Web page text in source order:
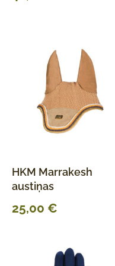
HKM Marrakesh
austiņas
25,00 €